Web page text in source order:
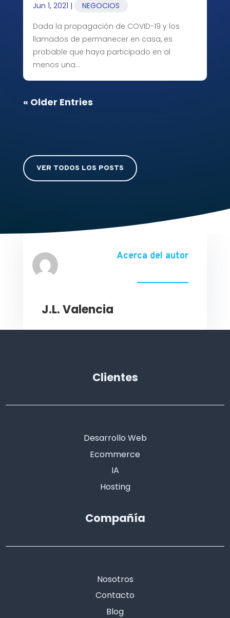
Jun 1, 2021 |
NEGOCIOS
Dada la propagación de COVID-19 y los
llamados de permanecer en casa, es
probable que haya participado en al
menos una…
« Older Entries
VER TODOS LOS POSTS
Acerca del autor
J.L. Valencia
Clientes
Desarrollo Web
Ecommerce
IA
Hosting
Compañía
Nosotros
Contacto
Blog